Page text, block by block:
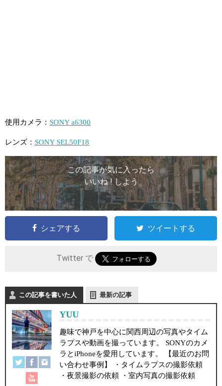
使用カメラ： SONY a6300
レンズ： SONY SEL50F18
この記事が気に入ったら
いいね ! しよう
シェアする ツイートする
Twitter で
この記事を書いた人 最新の記事
YUU
趣味で神戸を中心に関西周辺の写真やタイム
ラプスや動画を撮っています。 SONYのカメ
ラとiPhoneを愛用しています。 【最近のお問
い合わせ事例】 ・タイムラプスの撮影依頼
・夜景撮影の依頼 ・室内写真の撮影依頼